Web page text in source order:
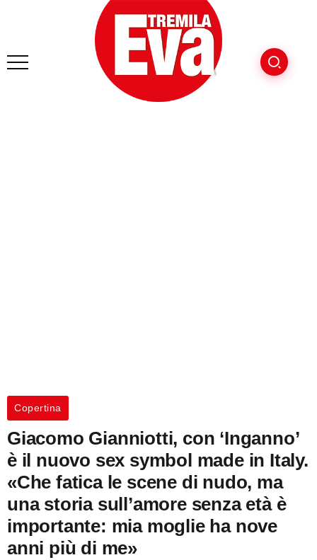
Copertina
Giacomo Gianniotti, con ‘Inganno’
è il nuovo sex symbol made in Italy.
«Che fatica le scene di nudo, ma
una storia sull’amore senza età è
importante: mia moglie ha nove
anni più di me»